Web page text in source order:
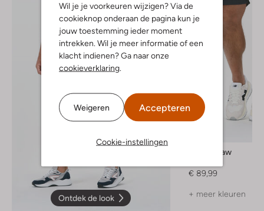
Wil je je voorkeuren wijzigen? Via de
cookieknop onderaan de pagina kun je
jouw toestemming ieder moment
intrekken. Wil je meer informatie of een
klacht indienen? Ga naar onze
cookieverklaring.
Weigeren Accepteren
Cookie-instellingen
Ontdek de look
G-Star Raw
€ 89,99
+ meer kleuren